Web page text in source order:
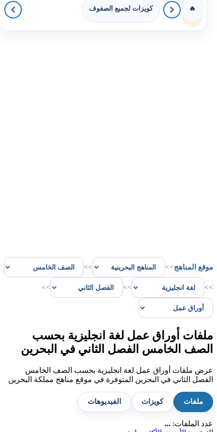
🔥 كويزات لجميع الصفوف
موقع المناهج>>
>>
>>
>>
>>
ملفات أوراق عمل لغة انجليزية بحسب
الصف الخامس الفصل الثاني في البحرين
عرض ملفات أوراق عمل لغة انجليزية بحسب الصف الخامس
الفصل الثاني في البحرين المتوفرة في موقع مناهج مملكة البحرين
ملفات كويزات الفيديوهات
عدد الملفات: ...